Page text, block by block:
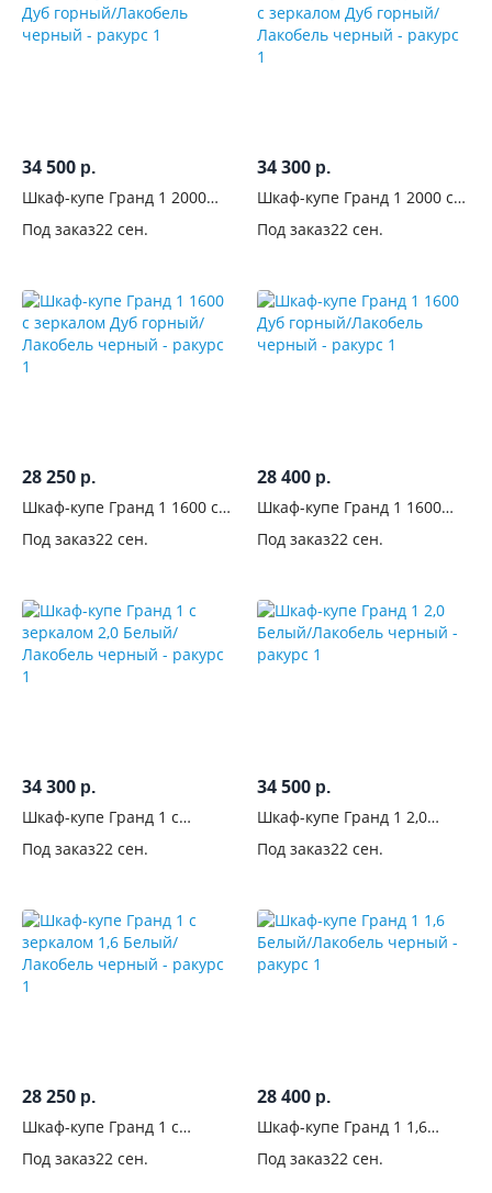
34 500 р.
Шкаф-купе Гранд 1 2000
черный
Под заказ22 сен.
34 300 р.
Шкаф-купе Гранд 1 2000 с
Лакобель черный
Под заказ22 сен.
28 250 р.
Шкаф-купе Гранд 1 1600 с
Лакобель черный
Под заказ22 сен.
28 400 р.
Шкаф-купе Гранд 1 1600
черный
Под заказ22 сен.
34 300 р.
Шкаф-купе Гранд 1 с
Лакобель черный
Под заказ22 сен.
34 500 р.
Шкаф-купе Гранд 1 2,0
Под заказ22 сен.
28 250 р.
Шкаф-купе Гранд 1 с
Лакобель черный
Под заказ22 сен.
28 400 р.
Шкаф-купе Гранд 1 1,6
Под заказ22 сен.